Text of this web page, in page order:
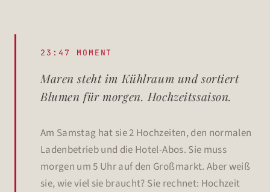
23:47 MOMENT
Maren steht im Kühlraum und sortiert
Blumen für morgen. Hochzeitssaison.
Am Samstag hat sie 2 Hochzeiten, den normalen
Ladenbetrieb und die Hotel-Abos. Sie muss
morgen um 5 Uhr auf den Großmarkt. Aber weiß
sie, wie viel sie braucht? Sie rechnet: Hochzeit